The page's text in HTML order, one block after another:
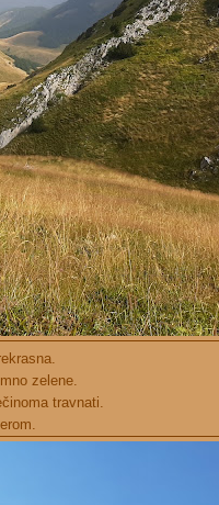
zelene.
travnati.